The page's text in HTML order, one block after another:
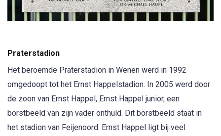
Praterstadion
Het beroemde Praterstadion in Wenen werd in 1992
omgedoopt tot het Ernst Happelstadion. In 2005 werd door
de zoon van Ernst Happel, Ernst Happel junior, een
borstbeeld van zijn vader onthuld. Dit borstbeeld staat in
het stadion van Feijenoord. Ernst Happel ligt bij veel